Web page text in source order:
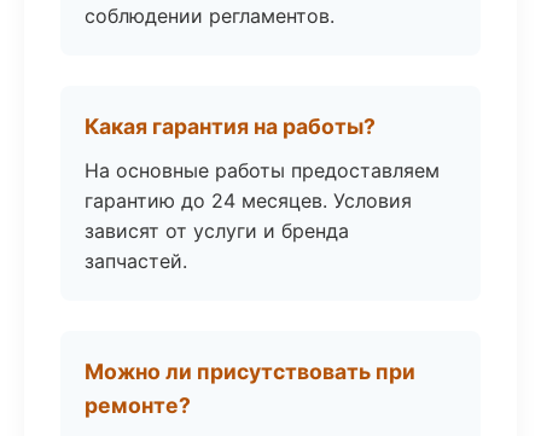
соблюдении регламентов.
Какая гарантия на работы?
На основные работы предоставляем
гарантию до 24 месяцев. Условия
зависят от услуги и бренда
запчастей.
Можно ли присутствовать при
ремонте?